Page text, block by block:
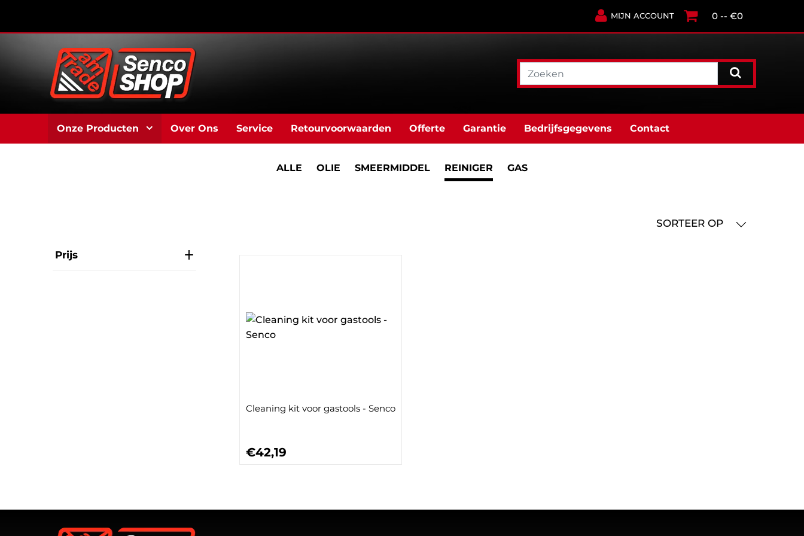
0 -- €0
MIJN ACCOUNT
Onze Producten Over Ons Service Retourvoorwaarden Offerte Garantie Bedrijfsgegevens Contact
ALLE OLIE SMEERMIDDEL REINIGER GAS
SORTEER OP
Prijs
Cleaning kit voor gastools - Senco
€42,19